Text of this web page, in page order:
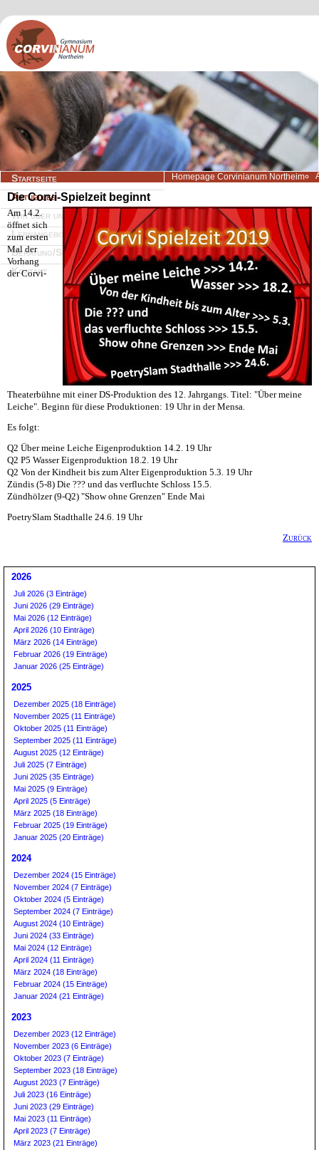
Navigation
überspringen
Startseite
Aktuelles
Wir über uns
Lernangebote
Beratung/Service
Kontakt
Homepage Corvinianum Northeim
Die Corvi-Spielzeit beginnt
Am 14.2.
öffnet sich
zum ersten
Mal der
Vorhang
der Corvi-
Theaterbühne mit einer DS-Produktion des 12. Jahrgangs. Titel: "Über meine
Leiche". Beginn für diese Produktionen: 19 Uhr in der Mensa.
Es folgt:
Q2 Über meine Leiche Eigenproduktion 14.2. 19 Uhr
Q2 P5 Wasser Eigenproduktion 18.2. 19 Uhr
Q2 Von der Kindheit bis zum Alter Eigenproduktion 5.3. 19 Uhr
Zündis (5-8) Die ??? und das verfluchte Schloss 15.5.
Zündhölzer (9-Q2) "Show ohne Grenzen" Ende Mai
PoetrySlam Stadthalle 24.6. 19 Uhr
Zurück
2026
Juli 2026 (3 Einträge)
Juni 2026 (29 Einträge)
Mai 2026 (12 Einträge)
April 2026 (10 Einträge)
März 2026 (14 Einträge)
Februar 2026 (19 Einträge)
Januar 2026 (25 Einträge)
2025
Dezember 2025 (18 Einträge)
November 2025 (11 Einträge)
Oktober 2025 (11 Einträge)
September 2025 (11 Einträge)
August 2025 (12 Einträge)
Juli 2025 (7 Einträge)
Juni 2025 (35 Einträge)
Mai 2025 (9 Einträge)
April 2025 (5 Einträge)
März 2025 (18 Einträge)
Februar 2025 (19 Einträge)
Januar 2025 (20 Einträge)
2024
Dezember 2024 (15 Einträge)
November 2024 (7 Einträge)
Oktober 2024 (5 Einträge)
September 2024 (7 Einträge)
August 2024 (10 Einträge)
Juni 2024 (33 Einträge)
Mai 2024 (12 Einträge)
April 2024 (11 Einträge)
März 2024 (18 Einträge)
Februar 2024 (15 Einträge)
Januar 2024 (21 Einträge)
2023
Dezember 2023 (12 Einträge)
November 2023 (6 Einträge)
Oktober 2023 (7 Einträge)
September 2023 (18 Einträge)
August 2023 (7 Einträge)
Juli 2023 (16 Einträge)
Juni 2023 (29 Einträge)
Mai 2023 (11 Einträge)
April 2023 (7 Einträge)
März 2023 (21 Einträge)